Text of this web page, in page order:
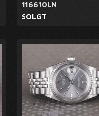
116610LN
SOLGT